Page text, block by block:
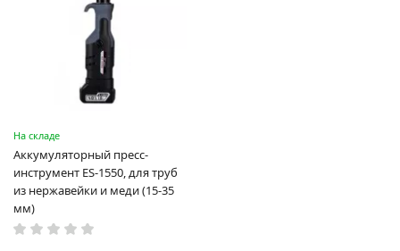
На складе
Аккумуляторный пресс-
инструмент ES-1550, для труб
из нержавейки и меди (15-35
мм)